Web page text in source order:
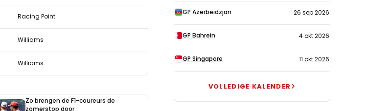
Racing Point
Williams
Williams
Zo brengen de F1-coureurs de
zomerstop door
GP Azerbeidzjan 26 sep 2026
GP Bahrein 4 okt 2026
GP Singapore 11 okt 2026
VOLLEDIGE KALENDER